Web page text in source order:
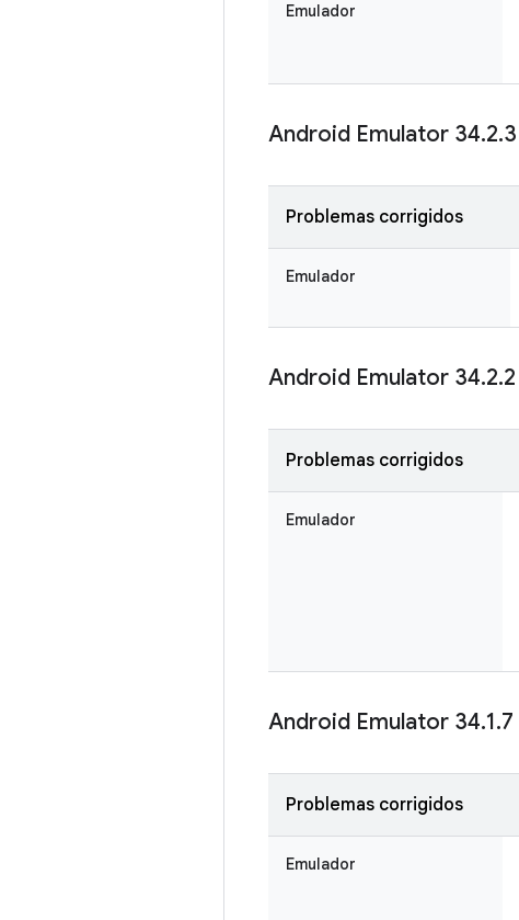
Emulador
Android Emulator 34.2.3
Problemas corrigidos
Emulador
Android Emulator 34.2.2
Problemas corrigidos
Emulador
Android Emulator 34.1.7
Problemas corrigidos
Emulador